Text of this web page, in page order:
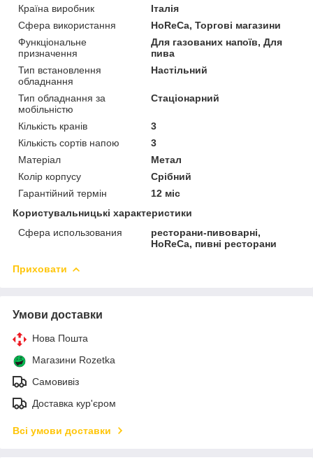
Країна виробник
Італія
Сфера використання
HoReCa, Торгові магазини
Функціональне
призначення
Для газованих напоїв, Для
пива
Тип встановлення
обладнання
Настільний
Тип обладнання за
мобільністю
Стаціонарний
Кількість кранів
3
Кількість сортів напою
3
Матеріал
Метал
Колір корпусу
Срібний
Гарантійний термін
12 міс
Користувальницькі характеристики
Сфера использования
ресторани-пивоварні,
HoReCa, пивні ресторани
Приховати
Умови доставки
Нова Пошта
Магазини Rozetka
Самовивіз
Доставка кур'єром
Всі умови доставки